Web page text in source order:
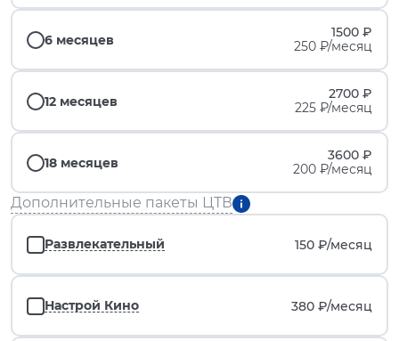
6 месяцев
1500 ₽
250 ₽/месяц
12 месяцев
2700 ₽
225 ₽/месяц
18 месяцев
3600 ₽
200 ₽/месяц
Дополнительные пакеты ЦТВ
Развлекательный 150 ₽/месяц
Настрой Кино 380 ₽/месяц